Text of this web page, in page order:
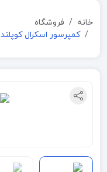
خانه
فروشگاه
کمپرسور اسکرال کوپلند ZR94KCE-TFD-550 تایلندی